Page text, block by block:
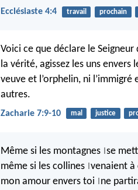
Ecclésiaste 4:4 travail prochain
Voici ce que déclare le
la vérité, agissez les uns envers
veuve et l’orphelin, ni
autres.
Zacharie 7:9-10 mal justice
Même si les montagnes se
même si les collines venaient à
mon amour envers toi
ne